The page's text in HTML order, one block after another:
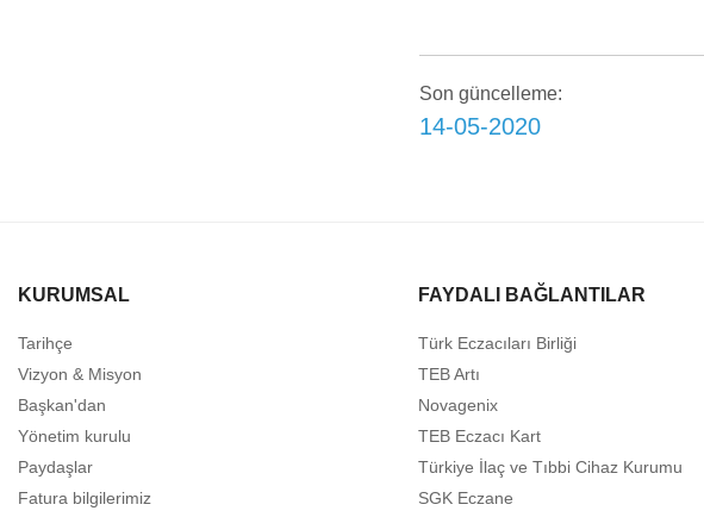
Son güncelleme:
14-05-2020
KURUMSAL
Tarihçe
Vizyon & Misyon
Başkan'dan
Yönetim kurulu
Paydaşlar
Fatura bilgilerimiz
FAYDALI BAĞLANTILAR
Türk Eczacıları Birliği
TEB Artı
Novagenix
TEB Eczacı Kart
Türkiye İlaç ve Tıbbi Cihaz Kurumu
SGK Eczane